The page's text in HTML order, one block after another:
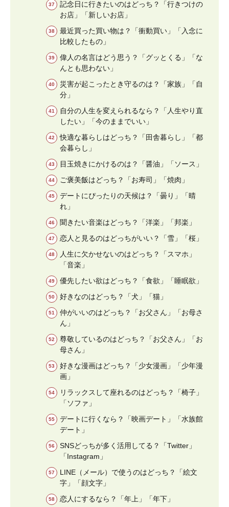
記念日に行きたいのはどっち？「行きつけの
お店」「新しいお店」
最近買った買い物は？「衝動買い」「入念に
比較したもの」
偉人の名言はどう思う？「グッとくる」「な
んとも思わない」
災害が起こったとき守るのは？「家族」「自
分」
自分の人生を変えられるなら？「人生やり直
したい」「今のままでいい」
快適な暮らしはどっち？「田舎暮らし」「都
会暮らし」
目玉焼きにかけるのは？「醤油」「ソース」
ご褒美飯はどっち？「お寿司」「焼肉」
デートにぴったりの天候は？「曇り」「晴
れ」
聞きたい音楽はどっち？「洋楽」「邦楽」
恋人と見るのはどっちがいい？「雪」「桜」
人生に欠かせないのはどっち？「スマホ」
「音楽」
優先したい欲はどっち？「食欲」「睡眠欲」
好きなのはどっち？「犬」「猫」
仲がいいのはどっち？「お父さん」「お母さ
ん」
尊敬しているのはどっち？「お父さん」「お
母さん」
好きな漫画はどっち？「少女漫画」「少年漫
画」
リラックスして座れるのはどっち？「椅子」
「ソファ」
デートに行くなら？「映画デート」「水族館
デート」
SNSどっちが多く活用してる？「Twitter」
「Instagram」
LINE（メール）で使うのはどっち？「絵文
字」「顔文字」
恋人にするなら？「年上」「年下」